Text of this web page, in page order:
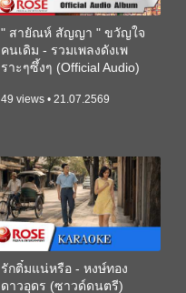
" สายัณห์ สัญญา " ขวัญใจ
คนเดิม - รวมเพลงดังเพ
ราะๆซึ้งๆ (Official Audio)
49 views • 21.07.2569
รักติ๋มแน่หรือ - หงษ์ทอง
ดาวอุดร (ซาวด์ดนตรี)